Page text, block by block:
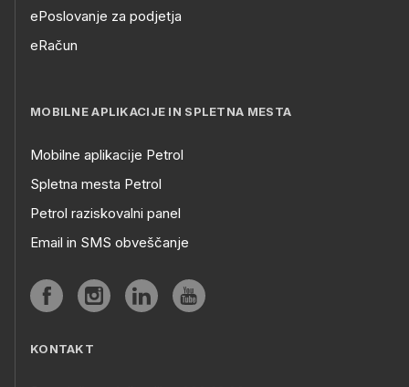
ePoslovanje za podjetja
eRačun
MOBILNE APLIKACIJE IN SPLETNA MESTA
Mobilne aplikacije Petrol
Spletna mesta Petrol
Petrol raziskovalni panel
Email in SMS obveščanje
KONTAKT